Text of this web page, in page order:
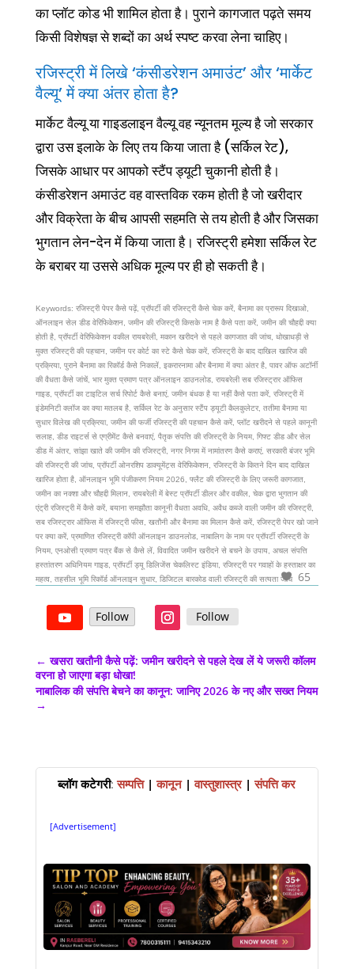
का प्लॉट कोड भी शामिल होता है। पुराने कागजात पढ़ते समय
किसी विशेषज्ञ से शब्दों का अर्थ स्पष्ट करवा लेना चाहिए।
रजिस्ट्री में लिखे ‘कंसीडरेशन अमाउंट’ और ‘मार्केट
वैल्यू’ में क्या अंतर होता है?
मार्केट वैल्यू या गाइडलाइन वैल्यू वह न्यूनतम मूल्य है जो सरकार
द्वारा उस इलाके के लिए तय किया जाता है (सर्किल रेट),
जिसके आधार पर आपको स्टैंप ड्यूटी चुकानी होती है।
कंसीडरेशन अमाउंट वह वास्तविक रकम होती है जो खरीदार
और विक्रेता के बीच आपसी सहमति से तय होती है और जिसका
भुगतान लेन-देन में किया जाता है। रजिस्ट्री हमेशा सर्किल रेट
के बराबर या उससे अधिक मूल्य पर ही हो सकती है।
Keywords: रजिस्ट्री पेपर कैसे पढ़ें, प्रॉपर्टी की रजिस्ट्री कैसे चेक करें, बैनामा का प्रारूप दिखाओ,
ऑनलाइन सेल डीड वेरिफिकेशन, जमीन की रजिस्ट्री किसके नाम है कैसे पता करें, जमीन की चौहद्दी क्या
होती है, प्रॉपर्टी वेरिफिकेशन वकील रायबरेली, मकान खरीदने से पहले कागजात की जांच, धोखाधड़ी से
मुक्त रजिस्ट्री की पहचान, जमीन पर कोर्ट का स्टे कैसे चेक करें, रजिस्ट्री के बाद दाखिल खारिज की
प्रक्रिया, पुराने बैनामा का रिकॉर्ड कैसे निकालें, इकरारनामा और बैनामा में क्या अंतर है, पावर ऑफ अटॉर्नी
की वैधता कैसे जांचें, भार मुक्त प्रमाण पत्र ऑनलाइन डाउनलोड, रायबरेली सब रजिस्ट्रार ऑफिस
गाइड, प्रॉपर्टी का टाइटिल सर्च रिपोर्ट कैसे बनाएं, जमीन बंधक है या नहीं कैसे पता करें, रजिस्ट्री में
इंडेमनिटी क्लॉज का क्या मतलब है, सर्किल रेट के अनुसार स्टैंप ड्यूटी कैलकुलेटर, ततीमा बैनामा या
सुधार विलेख की प्रक्रिया, जमीन की फर्जी रजिस्ट्री की पहचान कैसे करें, प्लॉट खरीदने से पहले कानूनी
सलाह, डीड राइटर्स से एग्रीमेंट कैसे बनवाएं, पैतृक संपत्ति की रजिस्ट्री के नियम, गिफ्ट डीड और सेल
डीड में अंतर, सांझा खाते की जमीन की रजिस्ट्री, नगर निगम में नामांतरण कैसे कराएं, सरकारी बंजर भूमि
की रजिस्ट्री की जांच, प्रॉपर्टी ओनरशिप डाक्यूमेंट्स वेरिफिकेशन, रजिस्ट्री के कितने दिन बाद दाखिल
खारिज होता है, ऑनलाइन भूमि पंजीकरण नियम 2026, फ्लैट की रजिस्ट्री के लिए जरूरी कागजात,
जमीन का नक्शा और चौहद्दी मिलान, रायबरेली में बेस्ट प्रॉपर्टी डीलर और वकील, चेक द्वारा भुगतान की
एंट्री रजिस्ट्री में कैसे करें, बयाना समझौता कानूनी वैधता अवधि, अवैध कब्जे वाली जमीन की रजिस्ट्री,
सब रजिस्ट्रार ऑफिस में रजिस्ट्री फीस, खतौनी और बैनामा का मिलान कैसे करें, रजिस्ट्री पेपर खो जाने
पर क्या करें, प्रमाणित रजिस्ट्री कॉपी ऑनलाइन डाउनलोड, नाबालिग के नाम पर प्रॉपर्टी रजिस्ट्री के
नियम, एनओसी प्रमाण पत्र बैंक से कैसे लें, विवादित जमीन खरीदने से बचने के उपाय, अचल संपत्ति
हस्तांतरण अधिनियम गाइड, प्रॉपर्टी ड्यू डिलिजेंस चेकलिस्ट इंडिया, रजिस्ट्री पर गवाहों के हस्ताक्षर का
महत्व, तहसील भूमि रिकॉर्ड ऑनलाइन सुधार, डिजिटल बारकोड वाली रजिस्ट्री की सत्यता जांच
65
Follow Follow
←खसरा खतौनी कैसे पढ़ें: जमीन खरीदने से पहले देख लें ये जरूरी कॉलम
वरना हो जाएगा बड़ा धोखा!
नाबालिक की संपत्ति बेचने का कानून: जानिए 2026 के नए और सख्त नियम
→
ब्लॉग कटेगरी:सम्पत्ति |कानून|वास्तुशास्त्र|संपत्ति कर
[Advertisement]